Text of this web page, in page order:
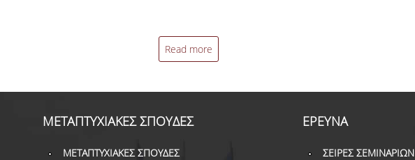
Read more
ΜΕΤΑΠΤΥΧΙΑΚΕΣ ΣΠΟΥΔΕΣ
ΜΕΤΑΠΤΥΧΙΑΚΕΣ ΣΠΟΥΔΕΣ
ΕΡΕΥΝΑ
ΣΕΙΡΕΣ ΣΕΜΙΝΑΡΙΩΝ